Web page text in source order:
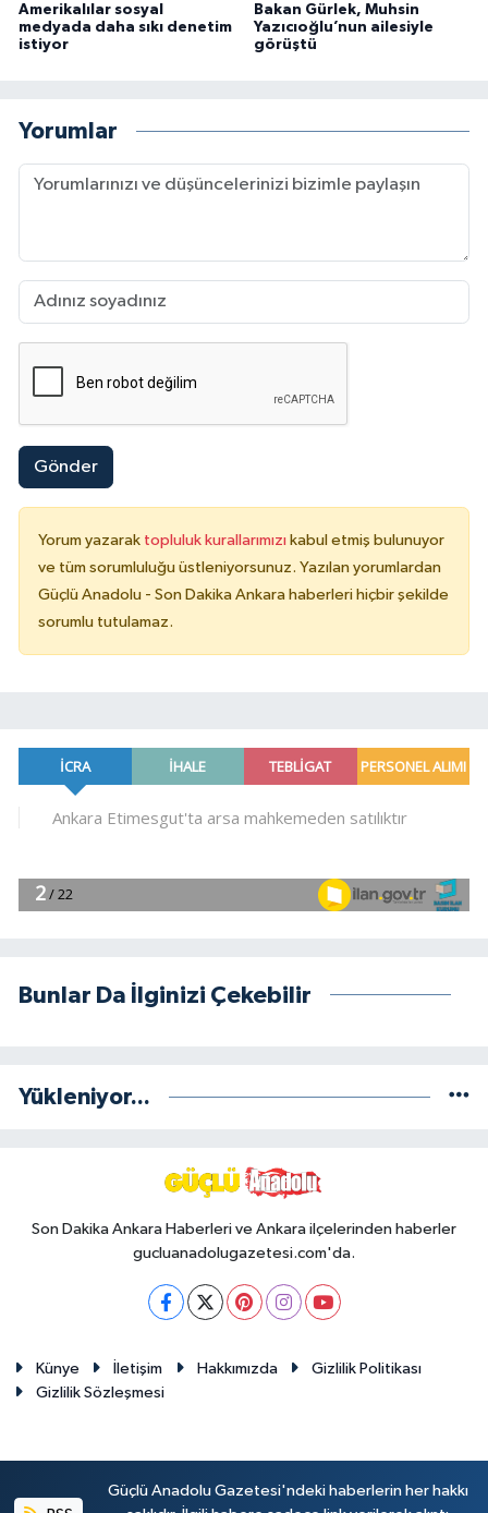
Amerikalılar sosyal
medyada daha sıkı denetim
istiyor
Bakan Gürlek, Muhsin
Yazıcıoğlu’nun ailesiyle
görüştü
Yorumlar
Gönder
Yorum yazarak topluluk kurallarımızı kabul etmiş bulunuyor
ve tüm sorumluluğu üstleniyorsunuz. Yazılan yorumlardan
Güçlü Anadolu - Son Dakika Ankara haberleri hiçbir şekilde
sorumlu tutulamaz.
Bunlar Da İlginizi Çekebilir
Yükleniyor...
Son Dakika Ankara Haberleri ve Ankara ilçelerinden haberler
gucluanadolugazetesi.com'da.
Künye İletişim Hakkımızda
Gizlilik Politikası
Gizlilik Sözleşmesi
Güçlü Anadolu Gazetesi'ndeki haberlerin her hakkı